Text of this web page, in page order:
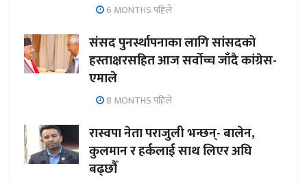
6 MONTHS पहिले
संसद पुनर्स्थापनाका लागि सांसदको
हस्ताक्षरसहित आज सर्वोच्च जाँदै कांग्रेस-
एमाले
8 MONTHS पहिले
रास्वपा नेता पराजुली भन्छन्- बालेन,
कुलमान र हर्कलाई साथ लिएर अघि
बढ्छौँ